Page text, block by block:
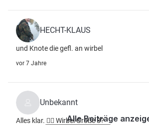
HECHT-KLAUS
und Knote die gefl. an wirbel
vor 7 Jahre
Unbekannt
Alles klar. 👌🏻 Wirbel Größe 8?
Alle Beiträge